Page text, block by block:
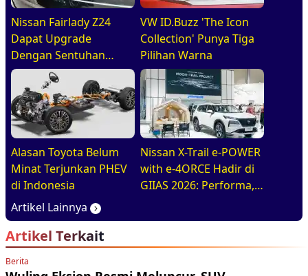
Nissan Fairlady Z24
Dapat Upgrade
Dengan Sentuhan
Leluhur. Indonesia Jadi
Negara Pertama di
ASEAN Yang Disapa
VW ID.Buzz 'The Icon
Collection' Punya Tiga
Pilihan Warna
Alasan Toyota Belum
Minat Terjunkan PHEV
di Indonesia
Nissan X-Trail e-POWER
with e-4ORCE Hadir di
GIIAS 2026: Performa,
Teknologi Elektrifikasi
Artikel Lainnya
Artikel Terkait
Berita